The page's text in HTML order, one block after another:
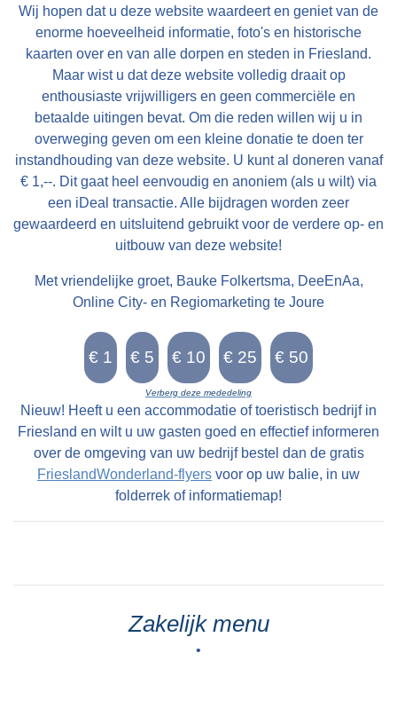
Wij hopen dat u deze website waardeert en geniet van de
enorme hoeveelheid informatie, foto's en historische
kaarten over en van alle dorpen en steden in Friesland.
Maar wist u dat deze website volledig draait op
enthousiaste vrijwilligers en geen commerciële en
betaalde uitingen bevat. Om die reden willen wij u in
overweging geven om een kleine donatie te doen ter
instandhouding van deze website. U kunt al doneren vanaf
€ 1,--. Dit gaat heel eenvoudig en anoniem (als u wilt) via
een iDeal transactie. Alle bijdragen worden zeer
gewaardeerd en uitsluitend gebruikt voor de verdere op- en
uitbouw van deze website!
Met vriendelijke groet, Bauke Folkertsma, DeeEnAa,
Online City- en Regiomarketing te Joure
Verberg deze mededeling
Nieuw! Heeft u een accommodatie of toeristisch bedrijf in
Friesland en wilt u uw gasten goed en effectief informeren
over de omgeving van uw bedrijf bestel dan de gratis
FrieslandWonderland-flyers voor op uw balie, in uw
folderrek of informatiemap!
Zakelijk menu
•